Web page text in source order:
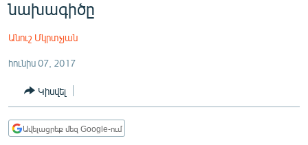
Որոնում
ԸՆՏՐՈՒԹՅՈՒՆՆԵՐ 2026
ՊԱՏԵՐԱԶՄԻ 6 ՇԱԲԱԹՆԵՐԸ
նախագիծը
Անուշ Մկրտչյան
հունիս 07, 2017
Կիսվել
Ավելացրեք մեզ Google-ում